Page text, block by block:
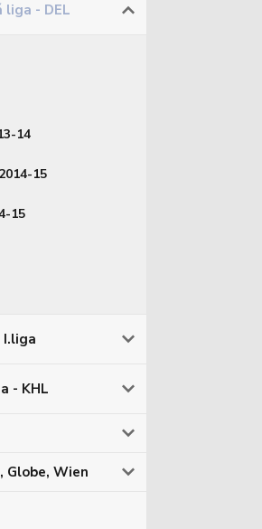
liga - DEL
14
15
15
I.liga
- KHL
Globe, Wien